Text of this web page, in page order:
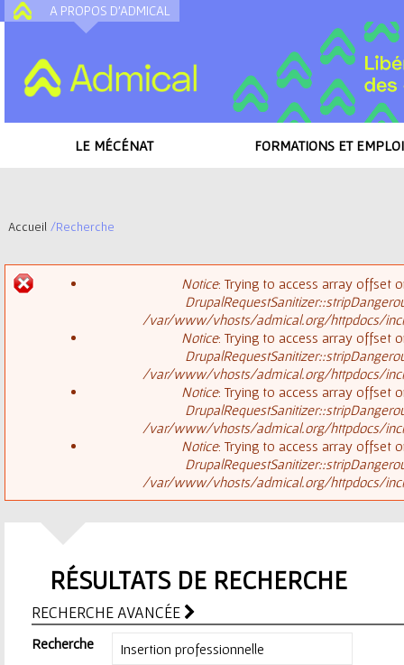
A PROPOS D'ADMICAL
LE MÉCÉNAT FORMATIONS ET
Accueil /Recherche
e
d
Notice: Trying to access array offset
/var/www/vhosts/admical.org/httpdocs/
Notice: Trying to access array offset
/var/www/vhosts/admical.org/httpdocs/
Notice: Trying to access array offset
/var/www/vhosts/admical.org/httpdocs/
Notice: Trying to access array offset
/var/www/vhosts/admical.org/httpdocs/
RÉSULTATS DE RECHERCHE
RECHERCHE AVANCÉE
Recherche